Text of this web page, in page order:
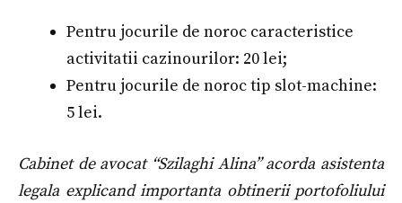
Pentru jocurile de noroc caracteristice
activitatii cazinourilor: 20 lei;
Pentru jocurile de noroc tip slot-machine:
5 lei.
Cabinet de avocat “Szilaghi Alina” acorda asistenta
legala explicand importanta obtinerii portofoliului